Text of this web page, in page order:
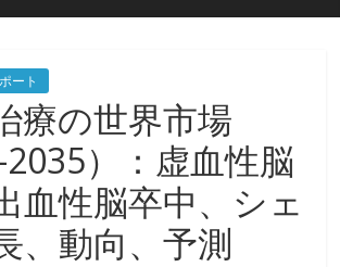
ート
療の世界市場
2035）：虚血性脳
血性脳卒中、シェ
、動向、予測